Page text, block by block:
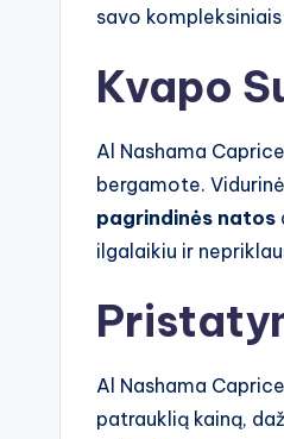
savo
Kvapo
Al Nashama
bergamote.
pagrindinės natos
ilgalaikiu ir
Al Nashama
patrauklią kainą,